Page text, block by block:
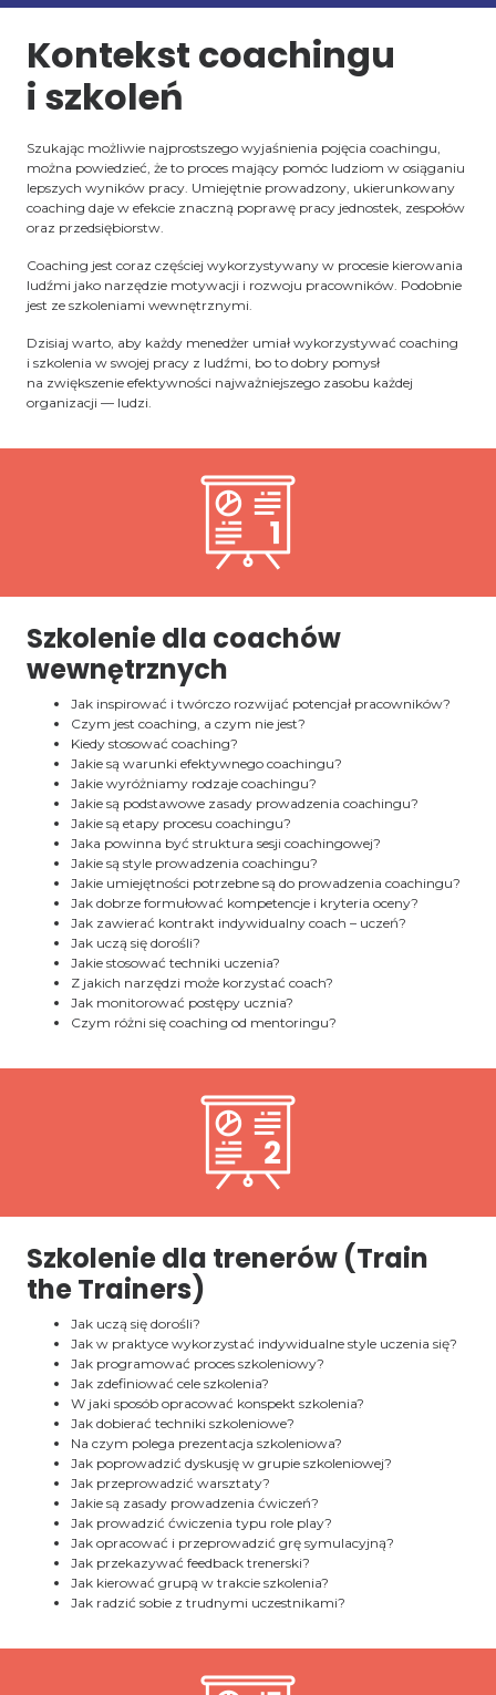
Kontekst coachingu
i szkoleń
Szukając możliwie najprostszego wyjaśnienia pojęcia coachingu,
można powiedzieć, że to proces mający pomóc ludziom w osiąganiu
lepszych wyników pracy. Umiejętnie prowadzony, ukierunkowany
coaching daje w efekcie znaczną poprawę pracy jednostek, zespołów
oraz przedsiębiorstw.
Coaching jest coraz częściej wykorzystywany w procesie kierowania
ludźmi jako narzędzie motywacji i rozwoju pracowników. Podobnie
jest ze szkoleniami wewnętrznymi.
Dzisiaj warto, aby każdy menedżer umiał wykorzystywać coaching
i szkolenia w swojej pracy z ludźmi, bo to dobry pomysł
na zwiększenie efektywności najważniejszego zasobu każdej
organizacji — ludzi.
Szkolenie dla coachów
wewnętrznych
Jak inspirować i twórczo rozwijać potencjał pracowników?
Czym jest coaching, a czym nie jest?
Kiedy stosować coaching?
Jakie są warunki efektywnego coachingu?
Jakie wyróżniamy rodzaje coachingu?
Jakie są podstawowe zasady prowadzenia coachingu?
Jakie są etapy procesu coachingu?
Jaka powinna być struktura sesji coachingowej?
Jakie są style prowadzenia coachingu?
Jakie umiejętności potrzebne są do prowadzenia coachingu?
Jak dobrze formułować kompetencje i kryteria oceny?
Jak zawierać kontrakt indywidualny coach – uczeń?
Jak uczą się dorośli?
Jakie stosować techniki uczenia?
Z jakich narzędzi może korzystać coach?
Jak monitorować postępy ucznia?
Czym różni się coaching od mentoringu?
Szkolenie dla trenerów (Train
the Trainers)
Jak uczą się dorośli?
Jak w praktyce wykorzystać indywidualne style uczenia się?
Jak programować proces szkoleniowy?
Jak zdefiniować cele szkolenia?
W jaki sposób opracować konspekt szkolenia?
Jak dobierać techniki szkoleniowe?
Na czym polega prezentacja szkoleniowa?
Jak poprowadzić dyskusję w grupie szkoleniowej?
Jak przeprowadzić warsztaty?
Jakie są zasady prowadzenia ćwiczeń?
Jak prowadzić ćwiczenia typu role play?
Jak opracować i przeprowadzić grę symulacyjną?
Jak przekazywać feedback trenerski?
Jak kierować grupą w trakcie szkolenia?
Jak radzić sobie z trudnymi uczestnikami?